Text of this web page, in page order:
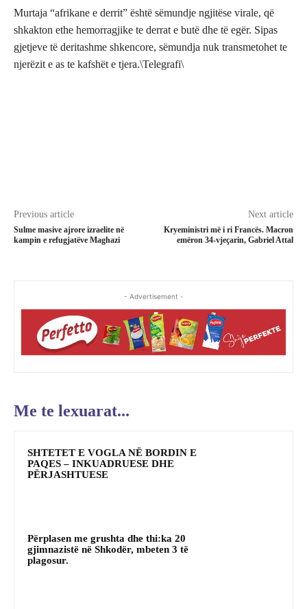
Murtaja “afrikane e derrit” është sëmundje ngjitëse virale, që
shkakton ethe hemorragjike te derrat e butë dhe të egër. Sipas
gjetjeve të deritashme shkencore, sëmundja nuk transmetohet te
njerëzit e as te kafshët e tjera.\Telegrafi\
Previous article
Sulme masive ajrore izraelite në
kampin e refugjatëve Maghazi
Next article
Kryeministri më i ri Francës. Macron
emëron 34-vjeçarin, Gabriel Attal
- Advertisement -
Me te lexuarat...
SHTETET E VOGLA NË BORDIN E
PAQES – INKUADRUESE DHE
PËRJASHTUESE
Përplasen me grushta dhe thi:ka 20
gjimnazistë në Shkodër, mbeten 3 të
plagosur.